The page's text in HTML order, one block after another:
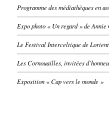
Programme des médiathèques en
Expo photo « Un regard » de Annie
Le Festival Interceltique de
Les Cornouailles, invitées
Exposition « Cap vers le monde »